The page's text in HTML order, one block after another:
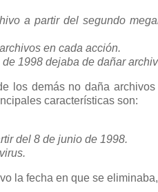
a partir del segundo
en cada acción.
1998 dejaba de dañar
los demás no daña
características son:
del 8 de junio de 1998.
la fecha en que se